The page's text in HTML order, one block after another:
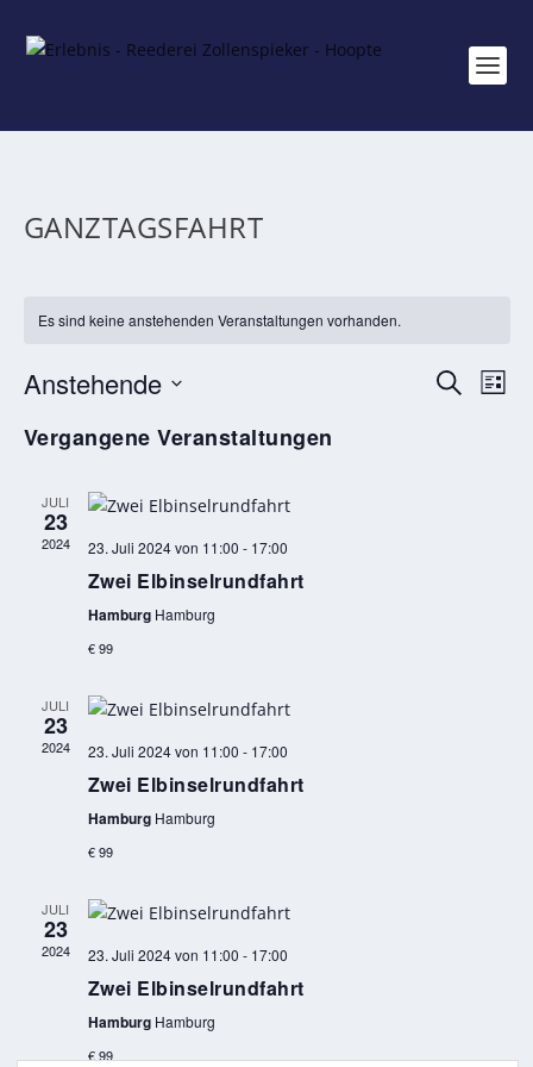
GANZTAGSFAHRT
Es sind keine anstehenden Veranstaltungen vorhanden.
SUCHELISTE
Anstehende
wählen.
Vergangene Veranstaltungen
JULI
23
2024 23. Juli 2024 von 11:00 - 17:00
Zwei Elbinselrundfahrt
Hamburg Hamburg
€ 99
JULI
23
2024 23. Juli 2024 von 11:00 - 17:00
Zwei Elbinselrundfahrt
Hamburg Hamburg
€ 99
JULI
23
2024 23. Juli 2024 von 11:00 - 17:00
Zwei Elbinselrundfahrt
Hamburg Hamburg
€ 99